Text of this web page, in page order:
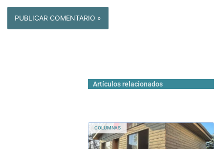
Artículos relacionados